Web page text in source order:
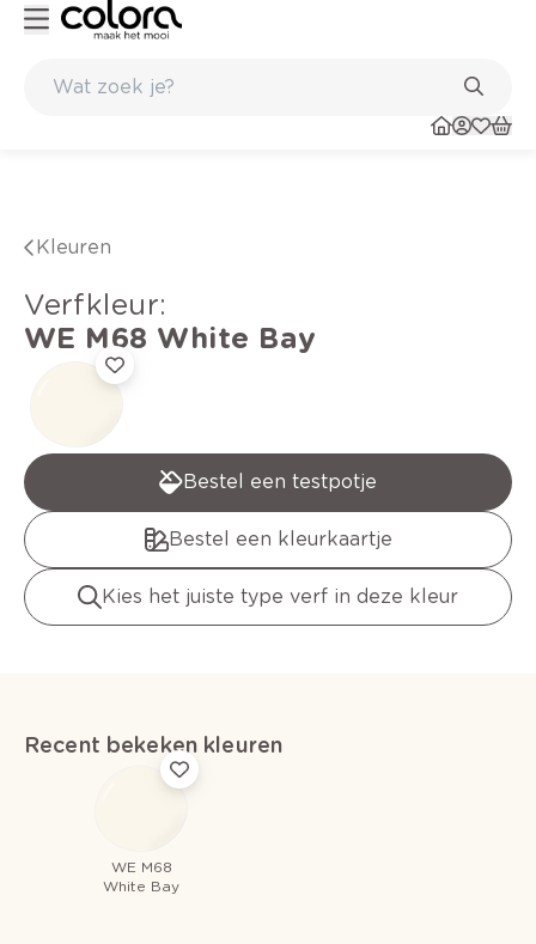
Kleuren
verfkleur:
WE M68 White Bay
Bestel een testpotje
Bestel een kleurkaartje
Kies het juiste type verf in deze kleur
Recent bekeken kleuren
WE M68
White Bay